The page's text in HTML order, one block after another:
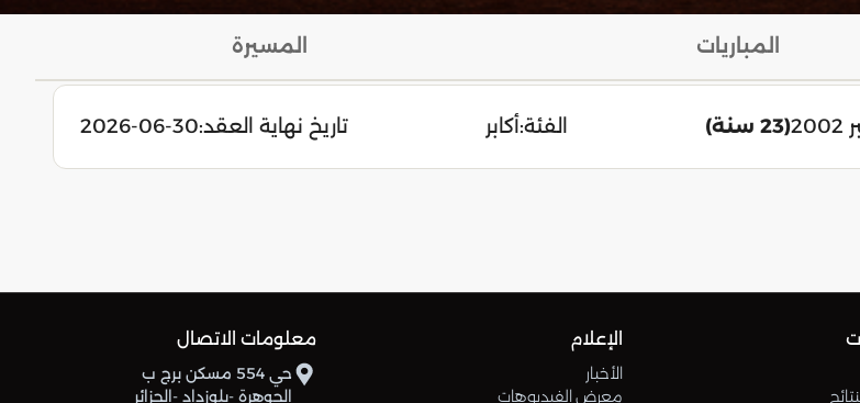
المباريات المسيرة
(23 سنة) الفئة:أكابر تاريخ نهاية العقد:2026-06-30
الإعلام
الأخبار
معرض الفيديوهات
معلومات الاتصال
حي 554 مسكن برج ب
الجوهرة -بلوزداد -الجزائر